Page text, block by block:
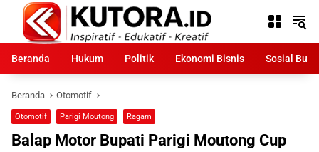
Langsung
konten
Beranda
Hukum Politik Ekonomi Bisnis Sosial
Beranda Otomotif
Otomotif Parigi Moutong Ragam
Balap Motor Bupati Parigi Moutong Cup